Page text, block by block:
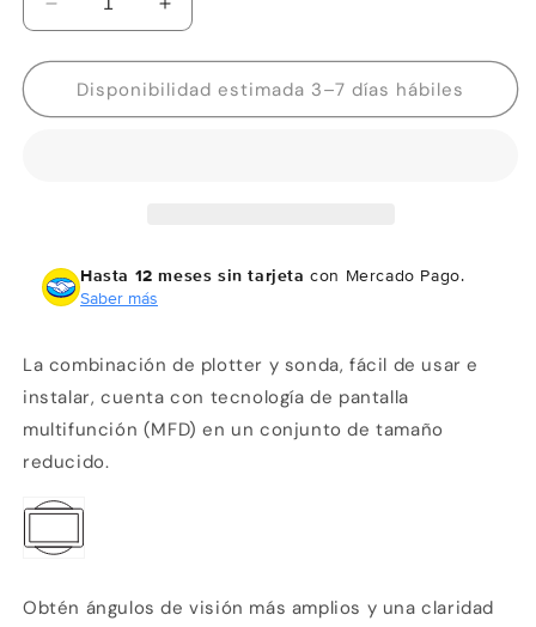
Reducir
cantidad
para
Garmin
GPSMAP
Aumentar
cantidad
para
Garmin
GPSMAP
Disponibilidad estimada 3–7 días hábiles
Hasta 12 meses sin tarjeta con Mercado Pago.
Saber más
La combinación de plotter y sonda, fácil de usar e
instalar, cuenta con tecnología de pantalla
multifunción (MFD) en un conjunto de tamaño
reducido.
Obtén ángulos de visión más amplios y una claridad